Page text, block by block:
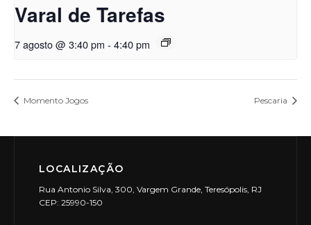
Varal de Tarefas
7 agosto @ 3:40 pm - 4:40 pm
Momento Jogos Pescaria
LOCALIZAÇÃO
Rua Antonio Silva, 300, Vargem Grande, Teresópolis, RJ
CEP: 25990-150